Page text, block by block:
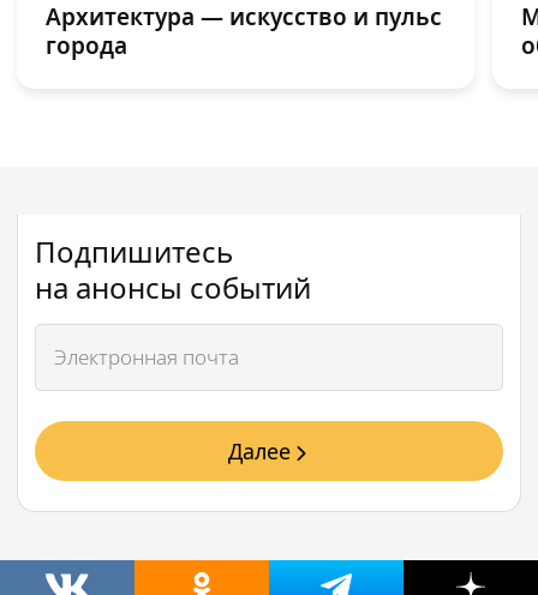
Архитектура — искусство и пульс
города
Подпишитесь
на анонсы событий
Далее